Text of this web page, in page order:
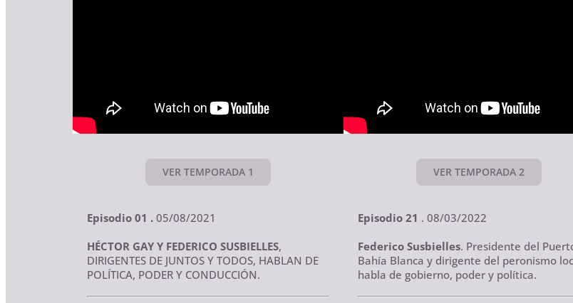
VER TEMPORADA 1
Episodio 01 . 05/08/2021
HÉCTOR GAY Y FEDERICO SUSBIELLES,
DIRIGENTES DE JUNTOS Y TODOS, HABLAN DE
POLÍTICA, PODER Y CONDUCCIÓN.
VER TEMPORADA 2
Episodio 21 . 08/03/2022
Federico Susbielles. Presidente del
Bahía Blanca y dirigente del peronismo
habla de gobierno, poder y política.